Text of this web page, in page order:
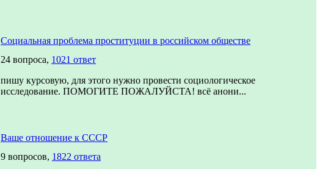
Социальная проблема проституции в российском обществе
24 вопроса, 1021 ответ
пишу курсовую, для этого нужно провести социологическое
исследование. ПОМОГИТЕ ПОЖАЛУЙСТА! всё анони...
Ваше отношение к СССР
9 вопросов, 1822 ответа